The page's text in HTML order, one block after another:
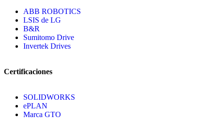
ABB ROBOTICS
LSIS de LG
B&R
Sumitomo Drive
Invertek Drives
Certificaciones
SOLIDWORKS
ePLAN
Marca GTO